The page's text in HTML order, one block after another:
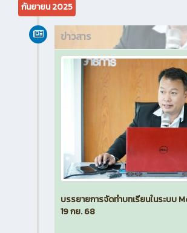
กันยายน 2025
ข่าวสาร
บรรยายการจัดทำบทเรียนในระบบ
19 กย. 68